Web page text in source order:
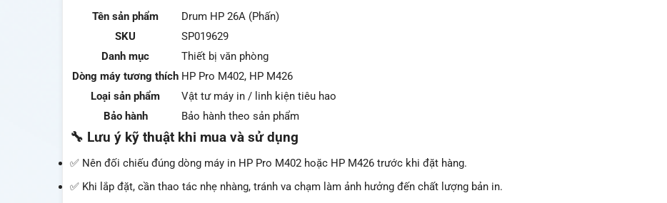
Tên sản phẩm
Drum HP 26A (Phấn)
SKU
SP019629
Danh mục
Thiết bị văn phòng
Dòng máy tương thích HP Pro M402, HP M426
Loại sản phẩm
Vật tư máy in / linh kiện tiêu hao
Bảo hành
Bảo hành theo sản phẩm
🔧 Lưu ý kỹ thuật khi mua và sử dụng
✅ Nên đối chiếu đúng dòng máy in HP Pro M402 hoặc HP M426 trước khi đặt hàng.
✅ Khi lắp đặt, cần thao tác nhẹ nhàng, tránh va chạm làm ảnh hưởng đến chất lượng bản in.